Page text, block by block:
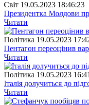
Свiт 19.05.2023 18:46:23
Президентка Молдови
Читати
Полiтика 19.05.2023
Пентагон переоцінив
Читати
Полiтика 19.05.2023
Італія долучиться до
Читати